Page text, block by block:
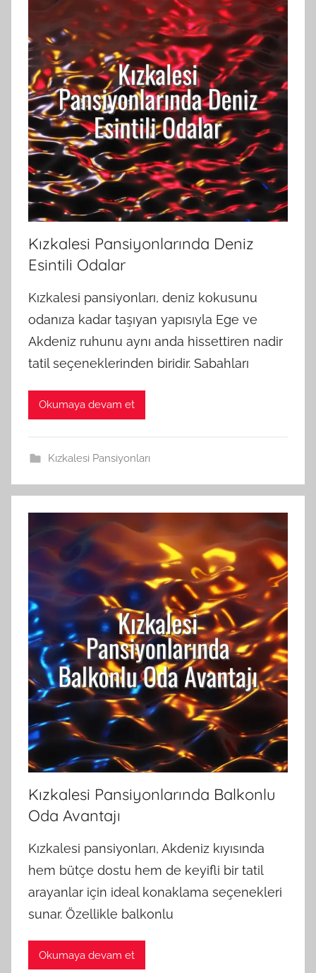
Kızkalesi Pansiyonlarında Deniz
Esintili Odalar
Kızkalesi pansiyonları, deniz kokusunu
odanıza kadar taşıyan yapısıyla Ege ve
Akdeniz ruhunu aynı anda hissettiren nadir
tatil seçeneklerinden biridir. Sabahları
Okumaya devam et
Kızkalesi Pansiyonları
Kızkalesi Pansiyonlarında Balkonlu
Oda Avantajı
Kızkalesi pansiyonları, Akdeniz kıyısında
hem bütçe dostu hem de keyifli bir tatil
arayanlar için ideal konaklama seçenekleri
sunar. Özellikle balkonlu
Okumaya devam et